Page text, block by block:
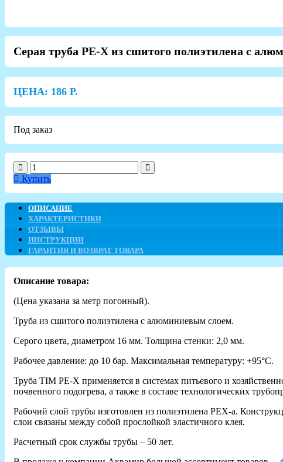
Серая труба PE-X из сшитого полиэтилена с
ЦЕНА: 186 Р.
Под заказ
Купить
ОПИСАНИЕ
ХАРАКТЕРИСТИКИ
ОТЗЫВЫ
ИНСТРУКЦИИ
ГАРАНТИЯ И ВОЗВРАТ ТОВАРА
Описание товара:
(Цена указана за метр погонный).
Труба из сшитого полиэтилена с алюминиевым слоем.
Серого цвета, диаметром 16 мм. Толщина стенки: 2,0 мм.
Рабочее давление: до 10 бар. Максимальная температуру: +95°C.
Труба TIM PE-X применяется в системах питьевого и
почвенного подогрева, а также в составе технологических
Рабочий слой трубы изготовлен из полиэтилена PEX-а.
слои связаны между собой прослойкой эластичного клея.
Расчетный срок службы трубы – 50 лет.